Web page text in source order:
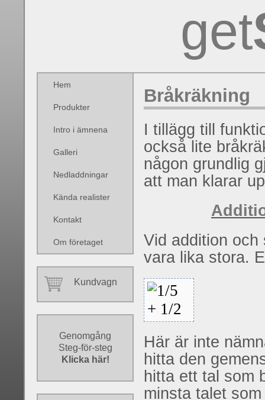
get
Bråkräkning
I tillägg till
också lite
någon grundlig
att man klarar
Vid addition och
vara lika stora.
Här är inte
hitta den
hitta ett tal som
minsta talet
Hem
Produkter
Intro i ämnena
Galleri
Nedladdningar
Kända realister
Kontakt
Om företaget
Kundvagn
Genomgång
Steg-för-steg
Klicka här!